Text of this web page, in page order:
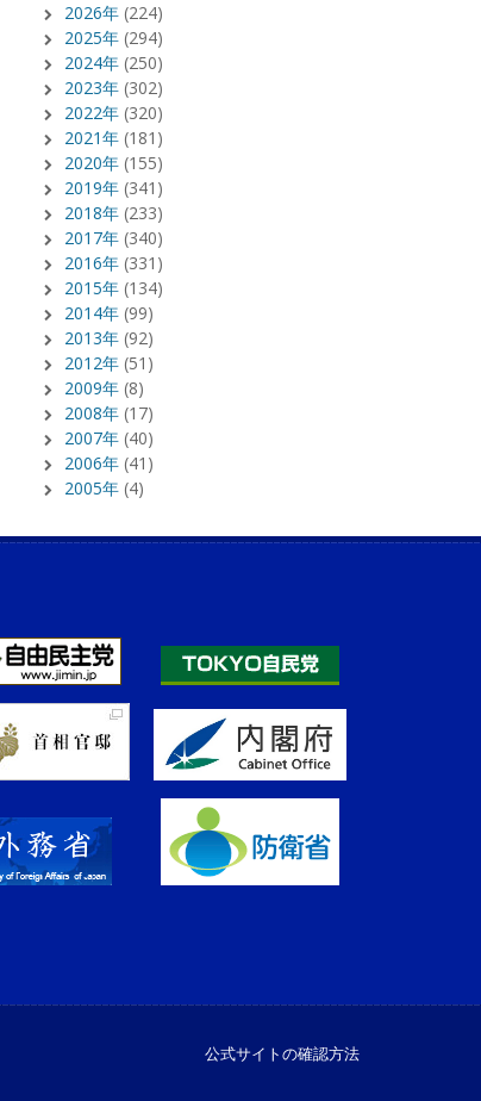
2026年 (224)
2025年 (294)
2024年 (250)
2023年 (302)
2022年 (320)
2021年 (181)
2020年 (155)
2019年 (341)
2018年 (233)
2017年 (340)
2016年 (331)
2015年 (134)
2014年 (99)
2013年 (92)
2012年 (51)
2009年 (8)
2008年 (17)
2007年 (40)
2006年 (41)
2005年 (4)
公式サイトの確認方法